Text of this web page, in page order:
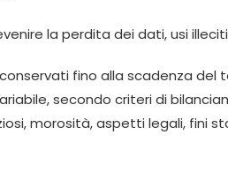
la perdita dei dati, usi
fino alla scadenza del
secondo criteri di
morosità, aspetti legali, fini